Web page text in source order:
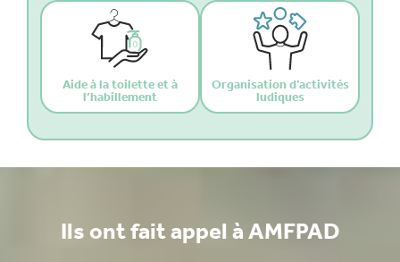
Aide à la toilette et à
l’habillement
Organisation d’activités
ludiques
Ils ont fait appel à AMFPAD